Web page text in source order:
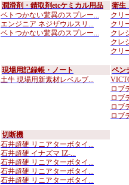
潤滑剤・錆取剤etcケミカル用品
ベトつかない驚異のスプレー...
エンジニア ネジザウルスリ...
ベトつかない驚異のスプレー...
衛生
クリ
クリ
クレ
クレ
クリ
現場用記録帳・ノート
土牛 現場用新素材レベルブ...
ペン
ロブ
ロブ
ロブ
ロブ
切断機
石井超硬 リニアターボタイ...
石井超硬 イナズマ IZ-...
石井超硬 リニアターボタイ...
石井超硬 リニアターボタイ...
石井超硬 リニアターボタイ...